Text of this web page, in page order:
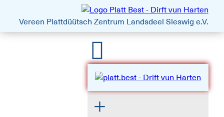
platt.best - Drift vun Harten
Vereen Plattdüütsch Zentrum Landsdeel Sleswig e.V.